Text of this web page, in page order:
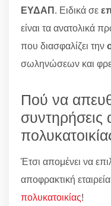
ΕΥΔΑΠ. Ειδικά σε
είναι τα ανατολικά
που διασφαλίζει την
σωληνώσεων και
Πού να
Έτσι απομένει να
αποφρακτική
πολυκατοικίας!